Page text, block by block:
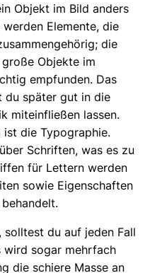
Objekt im Bild anders
Elemente, die
die
Objekte im
empfunden. Das
du später gut in die
miteinfließen lassen.
ist die Typographie.
Schriften, was es zu
für Lettern werden
sowie Eigenschaften
solltest du auf jeden Fall
wird sogar mehrfach
die schiere Masse an